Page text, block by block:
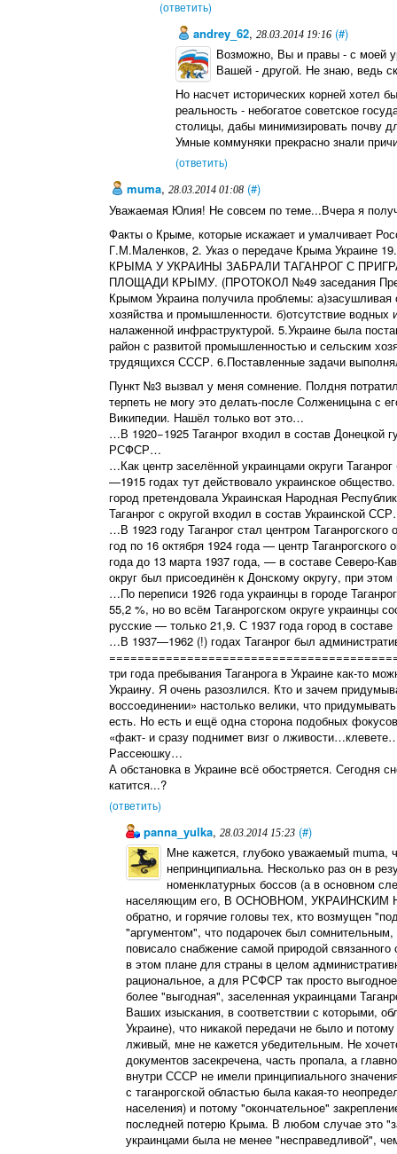
(ответить)
andrey_62, 28.03.2014 19:16 (#)
Возможно, Вы и правы - с моей
Вашей - другой. Не знаю, ведь
Но насчет исторических корней хотел
реальность - небогатое советское
столицы, дабы минимизировать почву
Умные коммуняки прекрасно знали
(ответить)
muma, 28.03.2014 01:08 (#)
Уважаемая Юлия! Не совсем по теме...Вчера я
Факты о Крыме, которые искажает и умалчивает
Г.М.Маленков, 2. Указ о передаче Крыма Украине
КРЫМА У УКРАИНЫ ЗАБРАЛИ ТАГАНРОГ С
ПЛОЩАДИ КРЫМУ. (ПРОТОКОЛ №49 заседания
Крымом Украина получила проблемы: а)засушливая
хозяйства и промышленности. б)отсутствие водных
налаженной инфраструктурой. 5.Украине была
район с развитой промышленностью и сельским
трудящихся СССР. 6.Поставленные задачи
Пункт №3 вызвал у меня сомнение. Полдня
терпеть не могу это делать-после Солженицына с
Википедии. Нашёл только вот это…
…В 1920−1925 Таганрог входил в состав Донецкой
РСФСР…
…Как центр заселённой украинцами округи
—1915 годах тут действовало украинское
город претендовала Украинская Народная
Таганрог с округой входил в состав Украинской
…В 1923 году Таганрог стал центром
год по 16 октября 1924 года — центр
года до 13 марта 1937 года, — в составе Северо-
округ был присоединён к Донскому округу, при
…По переписи 1926 года украинцы в городе
55,2 %, но во всём Таганрогском округе украинцы
русские — только 21,9. С 1937 года город в
…В 1937—1962 (!) годах Таганрог был
три года пребывания Таганрога в Украине как-то
Украину. Я очень разозлился. Кто и зачем
воссоединении» настолько велики, что
есть. Но есть и ещё одна сторона подобных
«факт- и сразу поднимет визг о
Рассеюшку…
А обстановка в Украине всё обостряется. Сегодня
катится...?
(ответить)
panna_yulka,28.03.2014 15:23 (#)
Мне кажется, глубоко уважаемый muma,
непринципиальна. Несколько раз он в
номенклатурных боссов (а в основном
населяющим его, В ОСНОВНОМ, УКРАИНСКИМ
обратно, и горячие головы тех, кто возмущен
"аргументом", что подарочек был
повисало снабжение самой природой
в этом плане для страны в целом
рациональное, а для РСФСР так просто
более "выгодная", заселенная украинцами
Ваших изыскания, в соответствии с которыми,
Украине), что никакой передачи не было и
лживый, мне не кажется убедительным. Не
документов засекречена, часть пропала, а
внутри СССР не имели принципиального
с таганрогской областью была какая-то
населения) и потому "окончательное"
последней потерю Крыма. В любом случае это
украинцами была не менее "несправедливой",